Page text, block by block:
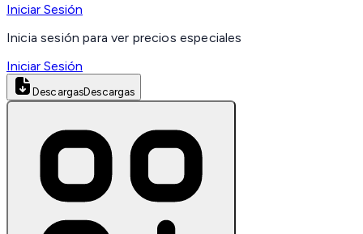
Iniciar Sesión
Inicia sesión para ver precios especiales
Iniciar Sesión
DescargasDescargas